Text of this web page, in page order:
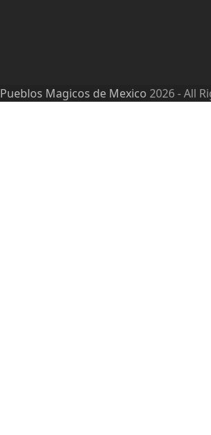
Pueblos Magicos de Mexico 2026 - All